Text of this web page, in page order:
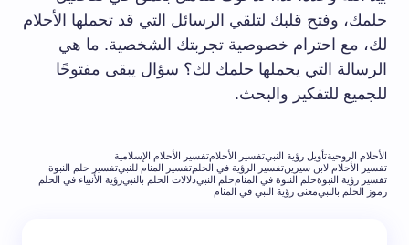
حلمك، وفتح قلبك لتلقي الرسائل التي قد تحملها الأحلام
لك، مع احترام خصوصية⁤ تجربتك الشخصية. ​ما هي⁣
الرسالة التي يحملها حلمك ​لك؟ سؤال ​يبقى مفتوحًا
للجميع للتفكير والبحث.
الأحلام الروحيةتأويل رؤية النبيتفسير الأحلامتفسير الأحلام الإسلامية
تفسير الأحلام لابن سيرينتفسير الرؤية في الحلمتفسير المنام للنبيتفسير حلم النبوة
تفسير رؤية النبوةحلم النبوة في المنامحلم النبيدلالات الحلم بالنبيرؤية الأنبياء في الحلم
رموز الحلم بالنبيمعنى رؤية النبي في المنام